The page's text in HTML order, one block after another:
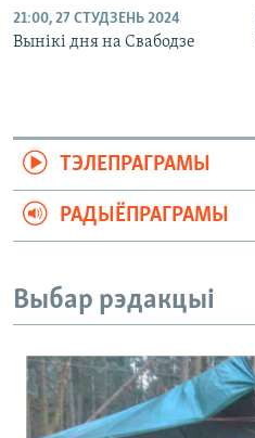
21:00, 27 СТУДЗЕНЬ 2024
Вынікі дня на Свабодзе
ТЭЛЕПРАГРАМЫ
РАДЫЁПРАГРАМЫ
Выбар рэдакцыі